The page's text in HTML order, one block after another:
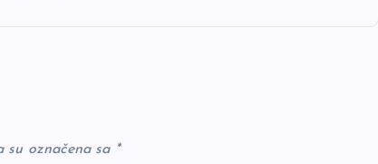
su označena sa *